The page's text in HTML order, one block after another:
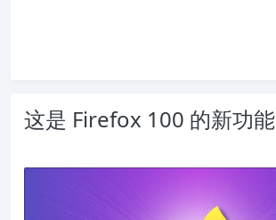
这是 Firefox 100 的新功能